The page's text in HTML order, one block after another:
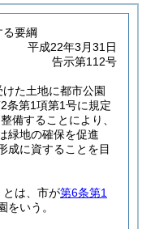
要綱
平成22年3月31日
告示第112号
た土地に都市公園
条第1項第1号に規定
備することにより、
緑地の確保を促進
成に資することを目
とは、市が第6条第1
をいう。